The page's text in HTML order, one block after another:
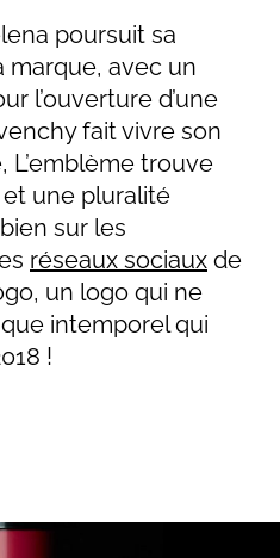
poursuit sa
marque, avec un
l’ouverture d’une
fait vivre son
L’emblème trouve
une pluralité
sur les
réseaux sociaux de
un logo qui ne
intemporel qui
!